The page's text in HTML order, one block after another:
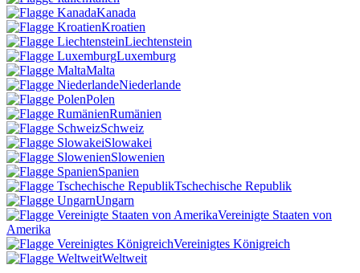
Kanada
Kroatien
Liechtenstein
Luxemburg
Malta
Niederlande
Polen
Rumänien
Schweiz
Slowakei
Slowenien
Spanien
Tschechische Republik
Ungarn
Vereinigte Staaten von
Amerika
Vereinigtes Königreich
Weltweit